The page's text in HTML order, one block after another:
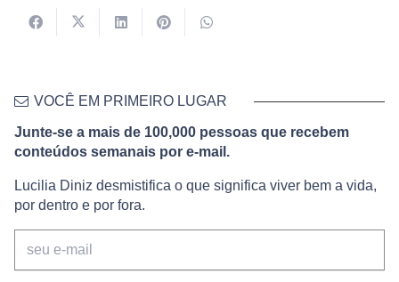
VOCÊ EM PRIMEIRO LUGAR
Junte-se a mais de 100,000 pessoas que recebem
conteúdos semanais por e-mail.
Lucilia Diniz desmistifica o que significa viver bem a vida,
por dentro e por fora.